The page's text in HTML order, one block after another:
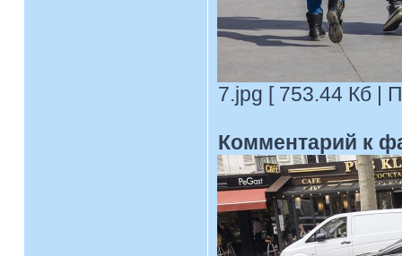
7.jpg [ 753.44 Кб |
Комментарий к